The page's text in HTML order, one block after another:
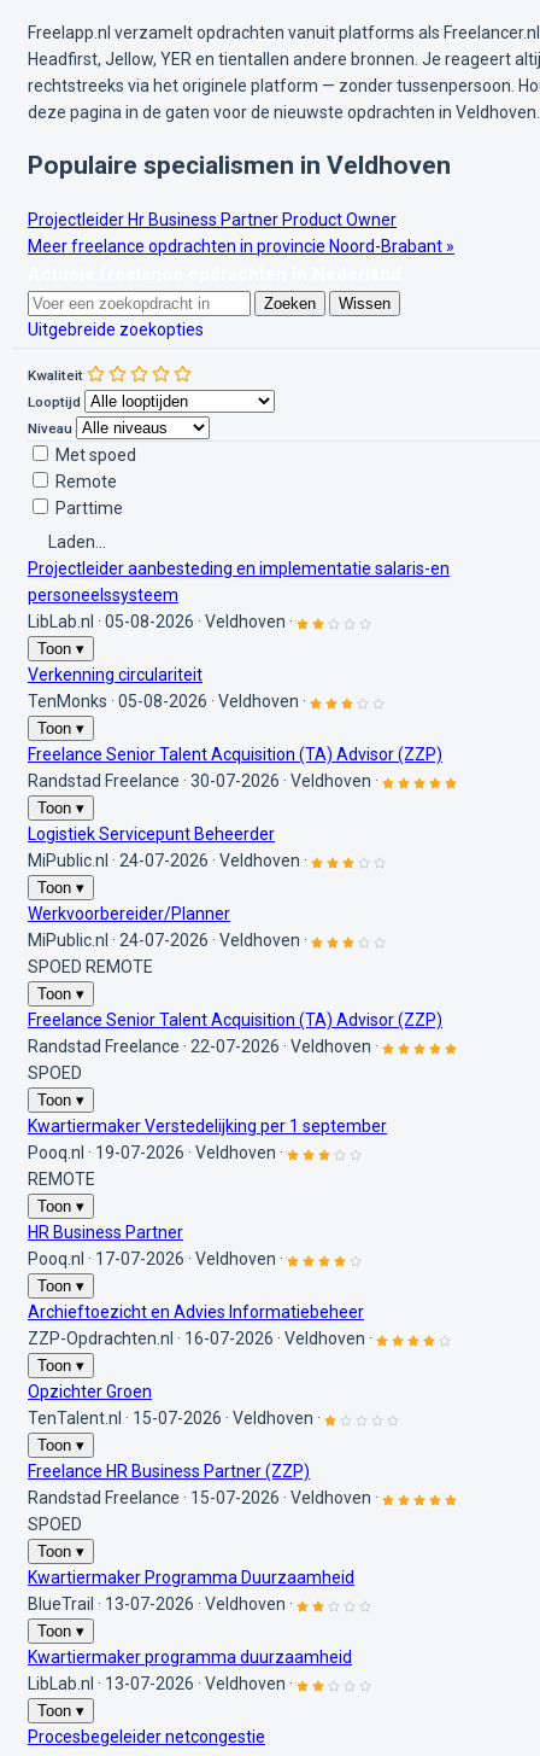
Freelapp.nl verzamelt opdrachten vanuit platforms als
Headfirst, Jellow, YER en tientallen andere bronnen. Je reageert
rechtstreeks via het originele platform — zonder tussenpersoon.
deze pagina in de gaten voor de nieuwste opdrachten in Veldhoven.
Populaire specialismen in Veldhoven
Projectleider Hr Business Partner Product Owner
Meer freelance opdrachten in provincie Noord-Brabant »
Zoeken Wissen
Uitgebreide zoekopties
Kwaliteit
Looptijd
Niveau
Met spoed
Remote
Parttime
Laden...
Projectleider aanbesteding en implementatie salaris-en
personeelssysteem
LibLab.nl · 05-08-2026 · Veldhoven ·
Toon ▾
Verkenning circulariteit
TenMonks · 05-08-2026 · Veldhoven ·
Toon ▾
Freelance Senior Talent Acquisition (TA) Advisor (ZZP)
Randstad Freelance · 30-07-2026 · Veldhoven ·
Toon ▾
Logistiek Servicepunt Beheerder
MiPublic.nl · 24-07-2026 · Veldhoven ·
Toon ▾
Werkvoorbereider/Planner
MiPublic.nl · 24-07-2026 · Veldhoven ·
SPOED REMOTE
Toon ▾
Freelance Senior Talent Acquisition (TA) Advisor (ZZP)
Randstad Freelance · 22-07-2026 · Veldhoven ·
SPOED
Toon ▾
Kwartiermaker Verstedelijking per 1 september
Pooq.nl · 19-07-2026 · Veldhoven ·
REMOTE
Toon ▾
HR Business Partner
Pooq.nl · 17-07-2026 · Veldhoven ·
Toon ▾
Archieftoezicht en Advies Informatiebeheer
ZZP-Opdrachten.nl · 16-07-2026 · Veldhoven ·
Toon ▾
Opzichter Groen
TenTalent.nl · 15-07-2026 · Veldhoven ·
Toon ▾
Freelance HR Business Partner (ZZP)
Randstad Freelance · 15-07-2026 · Veldhoven ·
SPOED
Toon ▾
Kwartiermaker Programma Duurzaamheid
BlueTrail · 13-07-2026 · Veldhoven ·
Toon ▾
Kwartiermaker programma duurzaamheid
LibLab.nl · 13-07-2026 · Veldhoven ·
Toon ▾
Procesbegeleider netcongestie